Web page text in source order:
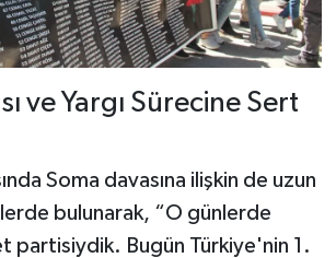
ve Yargı Sürecine Sert
Soma davasına ilişkin de uzun
bulunarak, “O günlerde
partisiydik. Bugün Türkiye'nin 1.